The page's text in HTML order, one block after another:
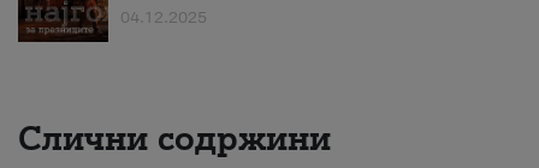
04.12.2025
Слични содржини